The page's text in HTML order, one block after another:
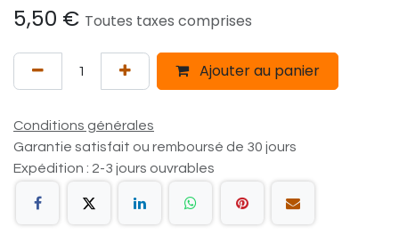
5,50 € Toutes taxes comprises
Ajouter au panier
Conditions générales
Garantie satisfait ou remboursé de 30 jours
Expédition : 2-3 jours ouvrables